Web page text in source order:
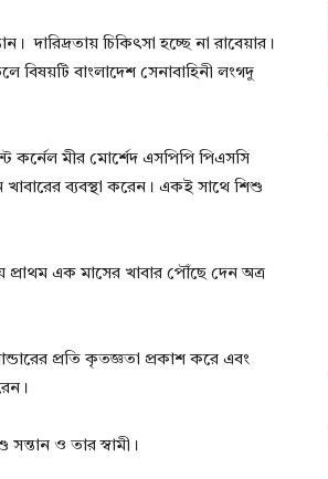
দারিদ্রতায় চিকিৎসা হচ্ছে না রাবেয়ার।
বিষয়টি বাংলাদেশ সেনাবাহিনী লংগদু
মীর মোর্শেদ এসপিপি পিএসসি
ব্যবস্থা করেন। একই সাথে শিশু
প্রাথম এক মাসের খাবার পৌঁছে দেন অত্র
প্রতি কৃতজ্ঞতা প্রকাশ করে এবং
ও তার স্বামী।